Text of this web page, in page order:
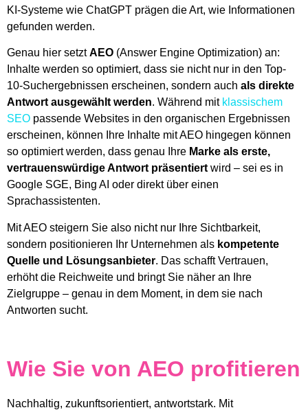
KI-Systeme wie ChatGPT prägen die Art, wie Informationen
gefunden werden.
Genau hier setztAEO (Answer Engine Optimization) an:
Inhalte werden so optimiert, dass sie nicht nur in den Top-
10-Suchergebnissen erscheinen, sondern auch als direkte
Antwort ausgewählt werden. Während mit klassischem
SEO passende Websites in den organischen Ergebnissen
erscheinen, können Ihre Inhalte mit AEO hingegen können
so optimiert werden, dass genau Ihre Marke als erste,
vertrauenswürdige Antwort präsentiert wird – sei es in
Google SGE, Bing AI oder direkt über einen
Sprachassistenten.
Mit AEO steigern Sie also nicht nur Ihre Sichtbarkeit,
sondern positionieren Ihr Unternehmen als kompetente
Quelle und Lösungsanbieter. Das schafft Vertrauen,
erhöht die Reichweite und bringt Sie näher an Ihre
Zielgruppe – genau in dem Moment, in dem sie nach
Antworten sucht.
Wie Sie von AEO profitieren
Nachhaltig, zukunftsorientiert, antwortstark. Mit